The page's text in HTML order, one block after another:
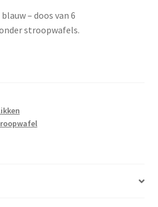
– doos van 6
stroopwafels.